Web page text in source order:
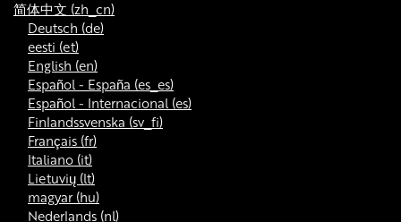
简体中文 ‎(zh_cn)‎
Deutsch ‎(de)‎
eesti ‎(et)‎
English ‎(en)‎
Español - España ‎(es_es)‎
Español - Internacional ‎(es)‎
Finlandssvenska ‎(sv_fi)‎
Français ‎(fr)‎
Italiano ‎(it)‎
Lietuvių ‎(lt)‎
magyar ‎(hu)‎
Nederlands ‎(nl)‎